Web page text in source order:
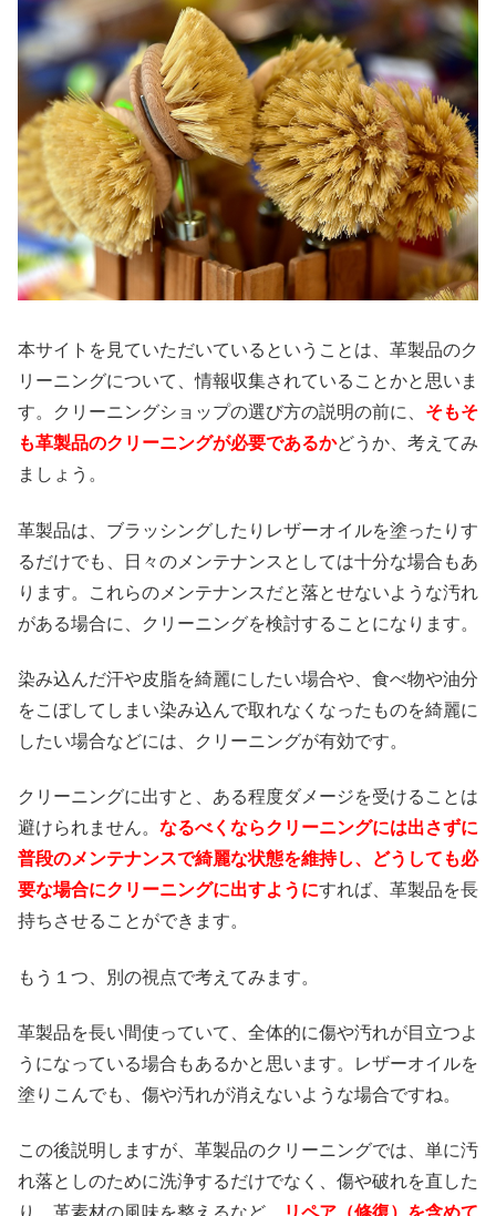
本サイトを見ていただいているということは、革製品のク
リーニングについて、情報収集されていることかと思いま
す。クリーニングショップの選び方の説明の前に、 そもそ
も革製品のクリーニングが必要であるかどうか、考えてみ
ましょう。
革製品は、ブラッシングしたりレザーオイルを塗ったりす
るだけでも、日々のメンテナンスとしては十分な場合もあ
ります。これらのメンテナンスだと落とせないような汚れ
がある場合に、クリーニングを検討することになります。
染み込んだ汗や皮脂を綺麗にしたい場合や、食べ物や油分
をこぼしてしまい染み込んで取れなくなったものを綺麗に
したい場合などには、クリーニングが有効です。
クリーニングに出すと、ある程度ダメージを受けることは
避けられません。 なるべくならクリーニングには出さずに
普段のメンテナンスで綺麗な状態を維持し、どうしても必
要な場合にクリーニングに出すようにすれば、革製品を長
持ちさせることができます。
もう１つ、別の視点で考えてみます。
革製品を長い間使っていて、全体的に傷や汚れが目立つよ
うになっている場合もあるかと思います。レザーオイルを
塗りこんでも、傷や汚れが消えないような場合ですね。
この後説明しますが、革製品のクリーニングでは、単に汚
れ落としのために洗浄するだけでなく、傷や破れを直した